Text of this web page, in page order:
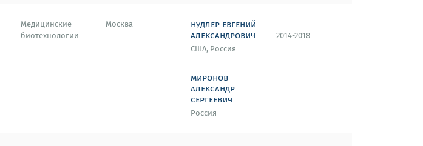
Медицинские
биотехнологии
Москва
нудлер евгений
александрович
США, Россия
миронов
александр
сергеевич
Россия
2014-2018